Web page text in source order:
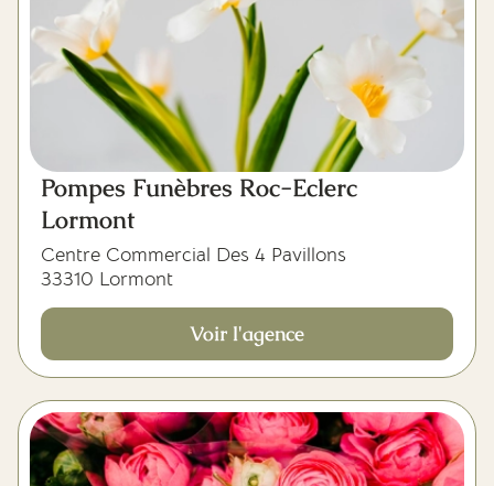
Pompes Funèbres Roc-Eclerc
Lormont
Centre Commercial Des 4 Pavillons
33310 Lormont
Voir l'agence